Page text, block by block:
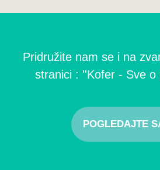
Pridružite nam se i na
stranici : ''Kofer - Sve o
POGLEDAJTE